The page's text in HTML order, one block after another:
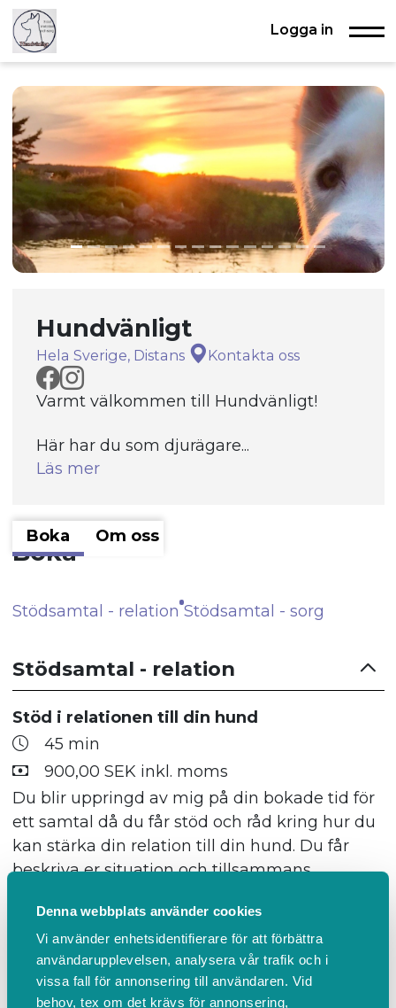
Denna webbplats använder cookies
Vi använder enhetsidentifierare för att förbättra
användarupplevelsen, analysera vår trafik och i
vissa fall för annonsering till användaren. Vid
behov, tex om det krävs för annonsering,
Logga in
Hundvänligt
Hela Sverige, Distans Kontakta oss
Varmt välkommen till Hundvänligt!
Här har du som djurägare...
Läs mer
Boka Om oss
Boka
Stödsamtal - relation Stödsamtal - sorg
Stödsamtal - relation
Stöd i relationen till din hund
45 min
900,00 SEK inkl. moms
Du blir uppringd av mig på din bokade tid för
ett samtal då du får stöd och råd kring hur du
kan stärka din relation till din hund. Du får
beskriva er situation och tillsammans
och vad som kan utvecklas och på vilket sätt.
Min ambition är att du i samtalet blir stärkt i
din förmåga, och ser möjlighet till positiv
utveckling framåt i ditt liv med din hund!